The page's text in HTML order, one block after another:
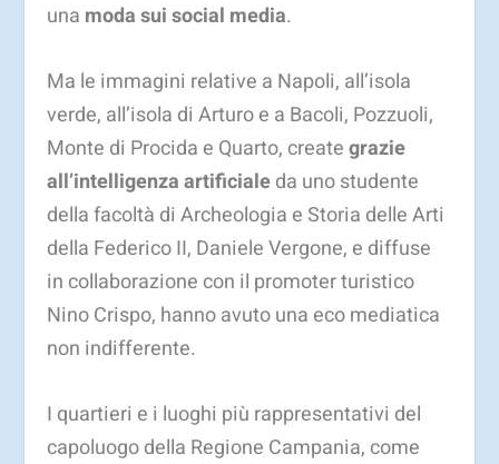
una moda sui social media.
Ma le immagini relative a Napoli, all’isola
verde, all’isola di Arturo e a Bacoli, Pozzuoli,
Monte di Procida e Quarto, creategrazie
all’intelligenza artificialeda uno studente
della facoltà di Archeologia e Storia delle Arti
della Federico II, Daniele Vergone, e diffuse
in collaborazione con il promoter turistico
Nino Crispo, hanno avuto una eco mediatica
non indifferente.
I quartieri e i luoghi più rappresentativi del
capoluogo della Regione Campania, come